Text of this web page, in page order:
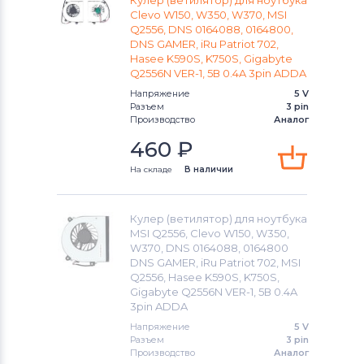
Вентиляторы (кулеры)Gigabyte
Вентиляторы (кулеры)Клавиатуры
Вентиляторы (кулеры)
Вентиляторы (кулеры)
Вентиляторы (кулеры)
Аккумуляторы для радиостанций
Вентиляторы (кулеры)Benq
Вентиляторы (кулеры) Vizio
Вентиляторы (кулеры)Thunderobot
Вентиляторы (кулеры)
Clevo W150, W350, W370, MSI
Q2556, DNS 0164088, 0164800,
DNS GAMER, iRu Patriot 702,
Hasee K590S, K750S, Gigabyte
Q2556N VER-1, 5В 0.4A 3pin ADDA
Напряжение
5 V
Разъем
3 pin
Производство
Аналог
460 ₽
На складе В наличии
Кулер (ветилятор) для ноутбука
MSI Q2556, Clevo W150, W350,
W370, DNS 0164088, 0164800
DNS GAMER, iRu Patriot 702, MSI
Q2556, Hasee K590S, K750S,
Gigabyte Q2556N VER-1, 5В 0.4A
3pin ADDA
Напряжение
5 V
Разъем
3 pin
Производство
Аналог